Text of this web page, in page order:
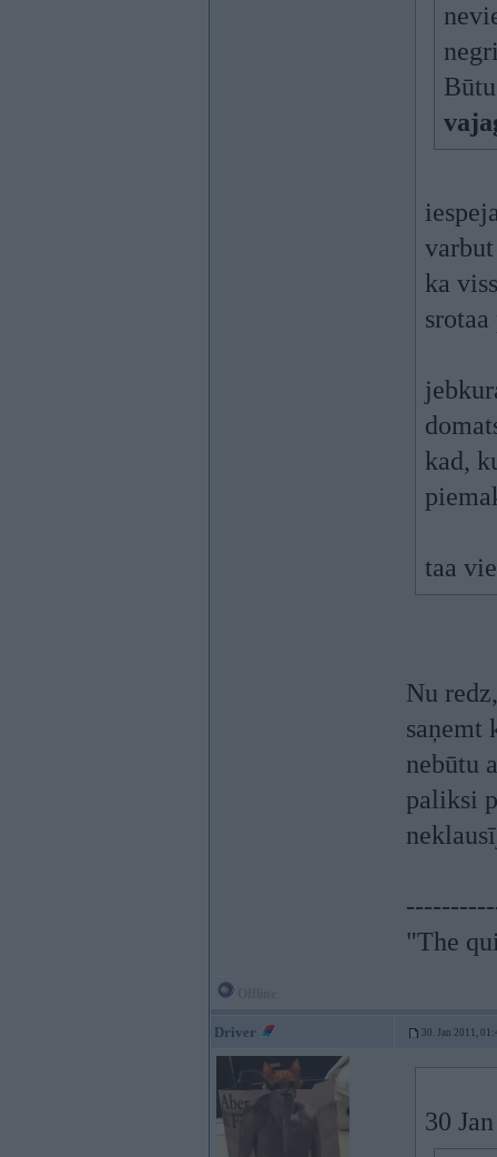
ka
kad,
taa
Nu
saņemt
nebūtu
paliksi
"The
Driver 30. Jan 2011,
30